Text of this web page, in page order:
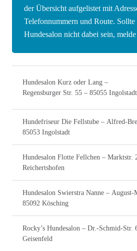
der Übersicht aufgelistet mit
Telefonnummern und Route. Sollte
Hundesalon nicht dabei sein,
Hundesalon Kurz oder Lang –
Regensburger Str. 55 – 85055 Ingolstadt
Hundefriseur Die Fellstube – Alfred-
85053 Ingolstadt
Hundesalon Flotte Fellchen – Marktstr.
Reichertshofen
Hundesalon Swierstra Nanne – August-
85092 Kösching
Rocky’s Hundesalon – Dr.-Schmid-Str.
Geisenfeld